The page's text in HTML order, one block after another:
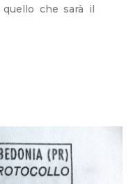
che sarà il